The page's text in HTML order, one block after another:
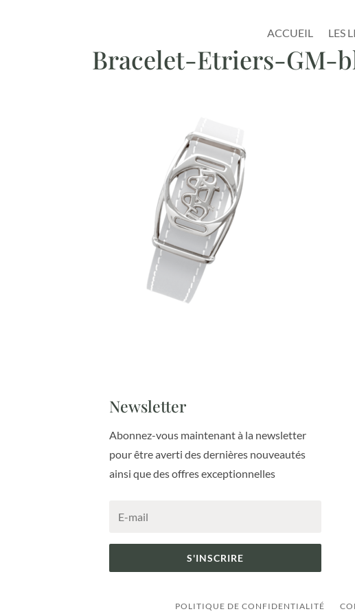
ACCUEIL LES
Bracelet-Etriers-GM-
Newsletter
Abonnez-vous maintenant à la newsletter
pour être averti des dernières nouveautés
ainsi que des offres exceptionnelles
S'INSCRIRE
POLITIQUE DE CONFIDENTIALITÉ